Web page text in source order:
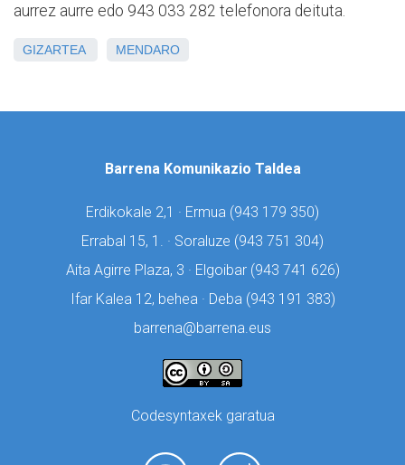
aurrez aurre edo 943 033 282 telefonora deituta.
GIZARTEA MENDARO
Barrena Komunikazio Taldea
Erdikokale 2,1 · Ermua (943 179 350)
Errabal 15, 1. · Soraluze (943 751 304)
Aita Agirre Plaza, 3 · Elgoibar (943 741 626)
Ifar Kalea 12, behea · Deba (943 191 383)
barrena@barrena.eus
Codesyntaxek garatua